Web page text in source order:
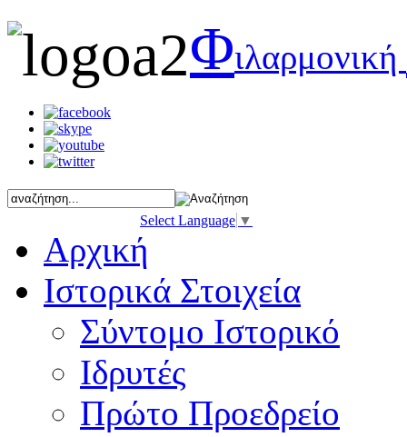
Φιλαρμονική
Select Language ▼
Αρχική
Ιστορικά Στοιχεία
Σύντομο Ιστορικό
Ιδρυτές
Πρώτο Προεδρείο